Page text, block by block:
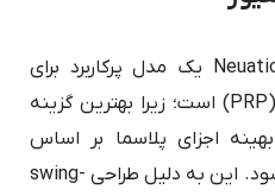
سانتریفیوژ روتور نوسانی Neuation یک مدل پرکاربرد برای
تهیه پلاسمای غنی از پلاکت (PRP) است؛ زیرا بهترین گزینه
اجزای پلاسما بر اساس
چگالی آن‌ها در نظر گرفته می‌شود. این به دلیل طراحی swing-